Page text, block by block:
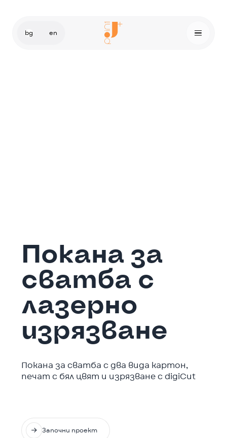
bg en
Покана за
сватба с
лазерно
изрязване
Покана за сватба с два вида картон,
печат с бял цвят и изрязване с digiCut
 Започни проект